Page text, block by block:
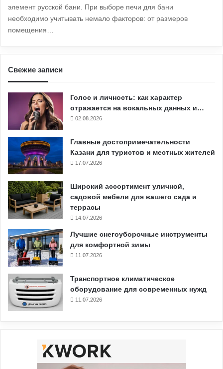
элемент русской бани. При выборе печи для бани
необходимо учитывать немало факторов: от размеров
помещения…
Свежие записи
Голос и личность: как характер
отражается на вокальных данных и…
02.08.2026
Главные достопримечательности
Казани для туристов и местных жителей
17.07.2026
Широкий ассортимент уличной,
садовой мебели для вашего сада и
террасы
14.07.2026
Лучшие снегоуборочные инструменты
для комфортной зимы
11.07.2026
Транспортное климатическое
оборудование для современных нужд
11.07.2026